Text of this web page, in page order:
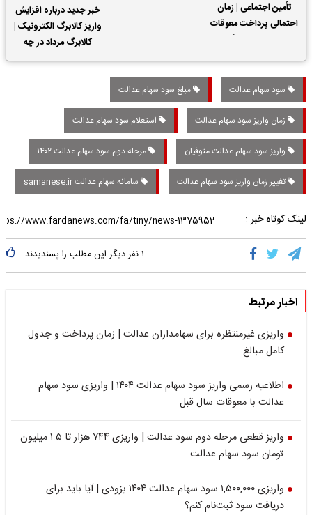
تأمین اجتماعی | زمان
احتمالی پرداخت معوقات
خبر جدید درباره افزایش
واریز کالابرگ الکترونیک |
کالابرگ مرداد در چه
تاریخی واریز خواهد شد؟
سود سهام عدالت مبلغ سود سهام عدالت
زمان واریز سود سهام عدالت استعلام سود سهام عدالت
واریز سود سهام عدالت متوفیان مرحله دوم سود سهام عدالت ۱۴۰۲
تغییر زمان واریز سود سهام عدالت سامانه سهام عدالت samanese.ir
لینک کوتاه خبر :
۱نفر دیگر این مطلب را پسندیدند
اخبار مرتبط
واریزی غیرمنتظره برای سهامداران عدالت | زمان پرداخت و جدول
کامل مبالغ
اطلاعیه رسمی واریز سود سهام عدالت ۱۴۰۴ | واریزی سود سهام
عدالت با معوقات سال قبل
واریز قطعی مرحله دوم سود عدالت | واریزی ۷۴۴ هزار تا ۱.۵ میلیون
تومان سود سهام عدالت
واریزی ۱,۵۰۰,۰۰۰ سود سهام عدالت ۱۴۰۴ بزودی | آیا باید برای
دریافت سود ثبت‌نام کنم؟